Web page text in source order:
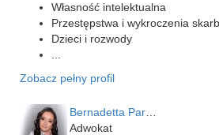
Własność intelektualna
Przestępstwa i wykroczenia
Dzieci i rozwody
Zobacz pełny profil
Adwokat